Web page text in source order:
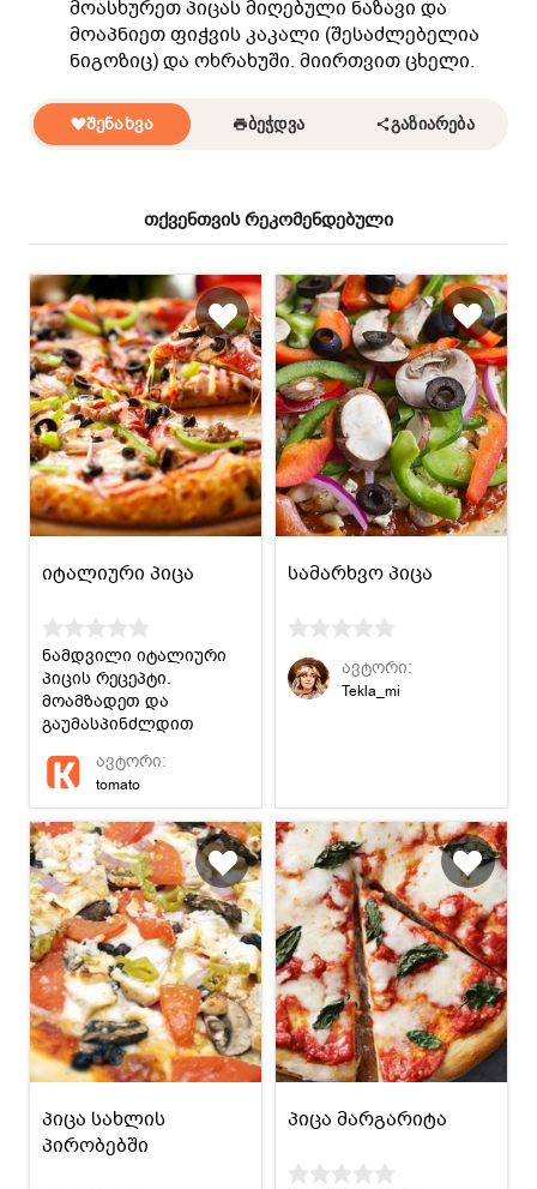
მოასხურეთ პიცას მიღებული ნაზავი და
მოაპნიეთ ფიჭვის კაკალი (შესაძლებელია
ნიგოზიც) და ოხრახუში. მიირთვით ცხელი.
ᲨᲔᲜᲐᲮᲕᲐ ᲑᲔᲭᲓᲕᲐ ᲒᲐᲖᲘᲐᲠᲔᲑᲐ
თქვენთვის რეკომენდებული
იტალიური პიცა
ნამდვილი იტალიური
პიცის რეცეპტი.
მოამზადეთ და
გაუმასპინძლდით
ავტორი:
tomato
სამარხვო პიცა
ავტორი:
Tekla_mi
პიცა სახლის
პირობებში
პიცა მარგარიტა